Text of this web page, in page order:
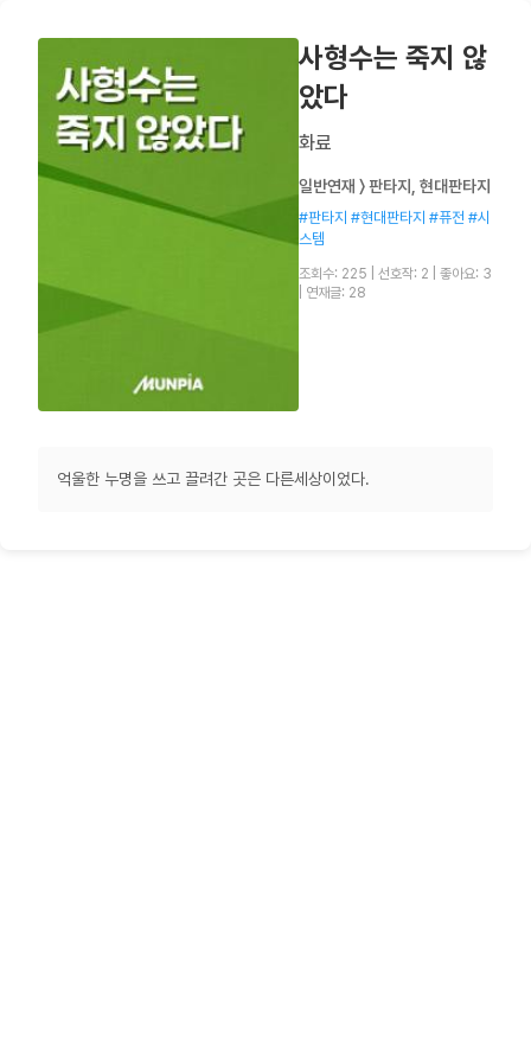
사형수는 죽지 않
았다
화료
일반연재 〉 판타지, 현대판타지
#판타지 #현대판타지 #퓨전 #시
스템
조회수: 225 선호작: 2
좋아요: 3
연재글: 28
억울한 누명을 쓰고 끌려간 곳은 다른세상이었다.